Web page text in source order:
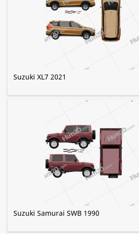
Suzuki XL7 2021
Suzuki Samurai SWB 1990